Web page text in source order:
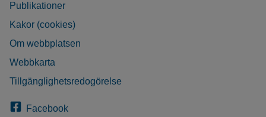
Publikationer
Kakor (cookies)
Om webbplatsen
Webbkarta
Tillgänglighetsredogörelse
Facebook